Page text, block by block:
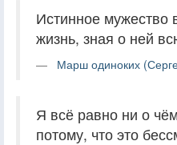
Истинное мужество
жизнь, зная о ней
Марш одиноких
Я всё равно ни о
потому, что это